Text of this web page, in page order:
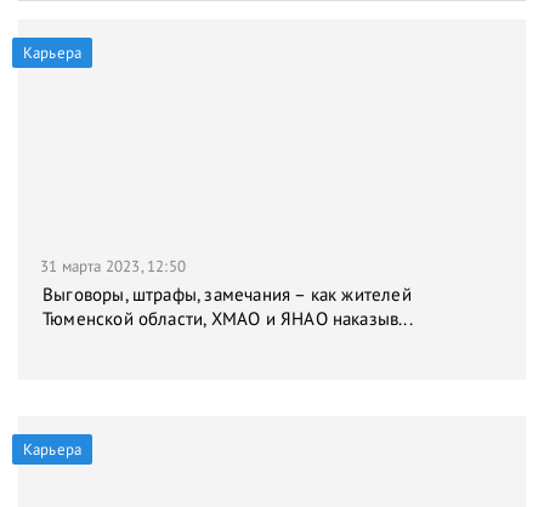
Карьера
31 марта 2023, 12:50
Выговоры, штрафы, замечания – как жителей
Тюменской области, ХМАО и ЯНАО наказыв...
Карьера